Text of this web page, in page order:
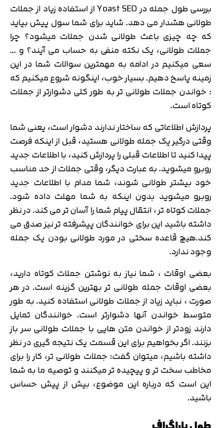
بررسی طول جمله در Yoast SEO از استفاده زیاد از جملات
طولانی هشدار می دهد. شاید برای شما سول پیش بیاید
که چه چیزی باعث طولانی شدن جملات میشود؟ چرا
جملات طولانی، یک نکته منفی به حساب می آیند؟ و …
سعی میکنیم در ادامه به مهمترین سوالات شما در این
زمینه پاسخ دهیم. بسیار خوب، اینگونه شروع میکنیم که
: خواندن جملات طولانی تر به طور کلی دشوارتر از جملات
کوتاه است.
پردازش اطلاعاتی که ساختار ندارند دشوار است، یعنی شما
وقتی درگیر یک جمله طولانی هستید، قبل از اینکه فرصت
پیدا کنید تا اطلاعات قبلی را پردازش کنید، با اطلاعات جدید
روبرو میشوید. به عبارت دیگر، وقتی جملات از حد مناسب
خود بیشتر طولانی شوند، شما مدام با اطلاعات جدید
روبرو میشوید بدون اینکه به شما مهلت داده شود.
جملات کوتاه تر ، انتقال پیام شما را آسان تر می کند. در نظر
داشته باشید این برای خوانندگان پیشرفته تر نیز صدق می
کند.هیچ قاعده سختی در مورد طولانی بودن یک جمله
وجود ندارد.
بعضی اوقات ، شما نیاز به نوشتن جملات کوتاه دارید،
بعضی اوقات جمله طولانی تر بهترین گزینه است. در هر
صورت ، نباید زیاد از جملات طولانی استفاده کنید. به طور
متوسط ​​خواندن آنها دشوارتر است. خوانندگان تمایل
دارند زودتر از خواندن متن هایی با جملات طولانی سر باز
بزنند. اگر بخواهیم برای این قسمت یک نتیجه گیری در نظر
داشته باشیم، میتوان گفت: جملات طولانی تر، کار را برای
مخاطب سخت تر و پیچیده تر میکنند و توصیه ما به شما
این است که درباره این موضوع، بیش از پیش حساس
باشید.